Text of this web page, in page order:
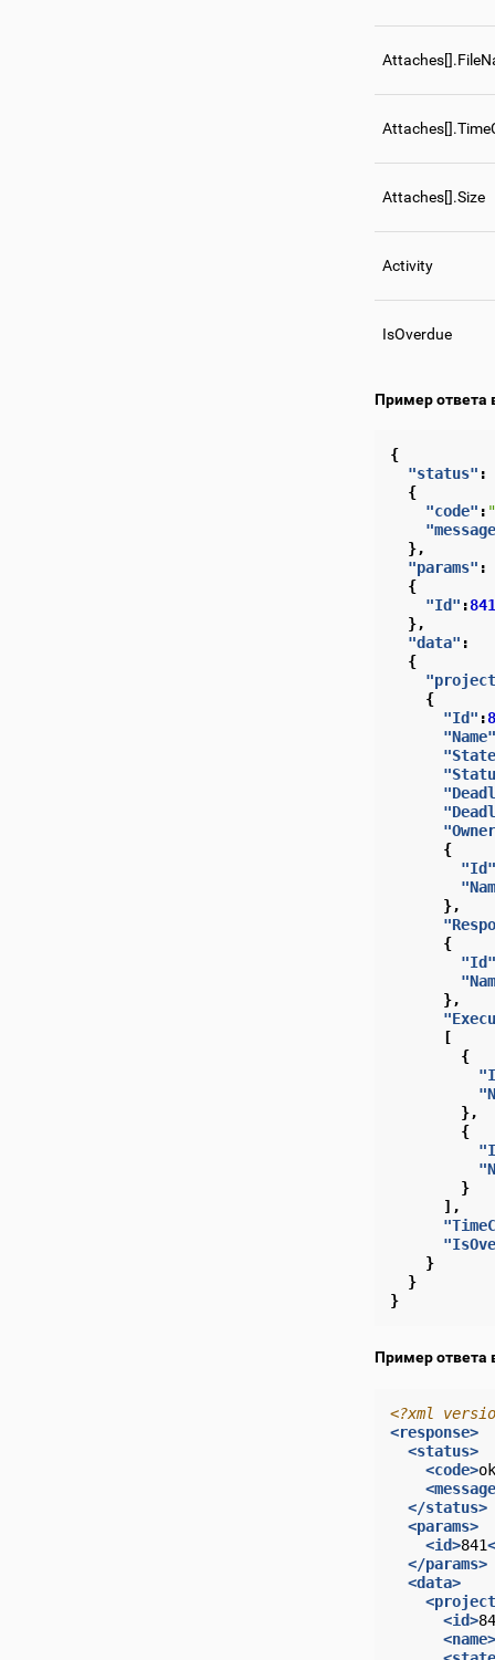
Attaches[].Size
Activity
IsOverdue
Пример ответа
{
"status" :
{
"code" :
},
"params" :
{
"Id" :841
},
"data" :
{
{
"Id" :
"Name"
{
"Id"
},
{
"Id"
},
[
{
},
{
}
],
}
}
}
Пример ответа
<?xml
<response>
<status>
<code>ok
</status>
<params>
<id>841
</params>
<data>
<id>
<name>